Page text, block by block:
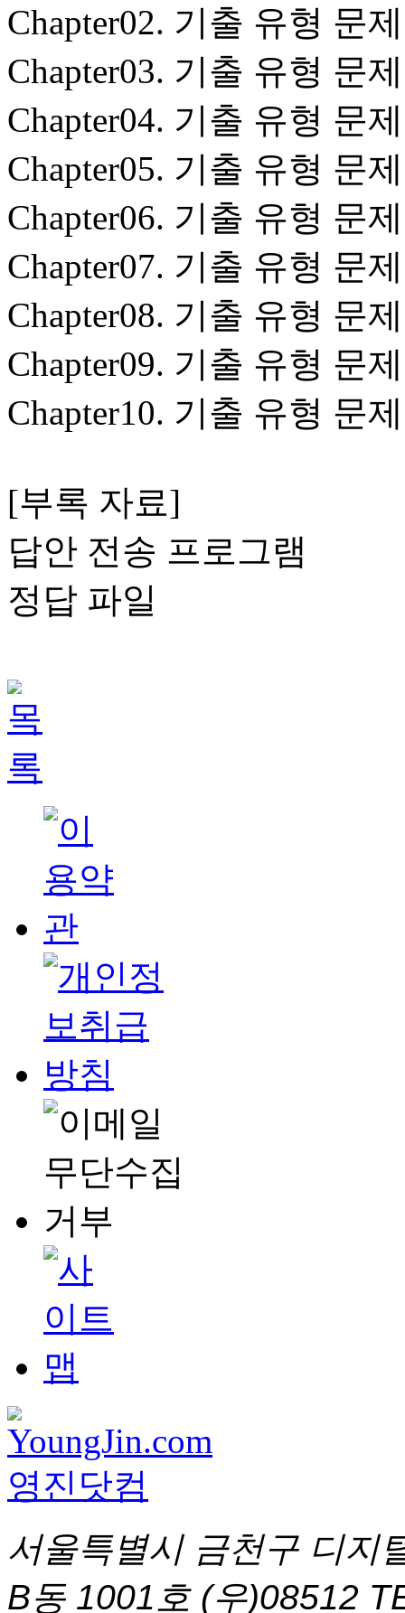
Chapter02. 기출 유형 문
Chapter03. 기출 유형 문
Chapter04. 기출 유형 문
Chapter05. 기출 유형 문
Chapter06. 기출 유형 문
Chapter07. 기출 유형 문
Chapter08. 기출 유형 문
Chapter09. 기출 유형 문
Chapter10. 기출 유형 문
[부록 자료]
답안 전송 프로그램
정답 파일
서울특별시 금천구 디지
B동 1001호 (우)08512